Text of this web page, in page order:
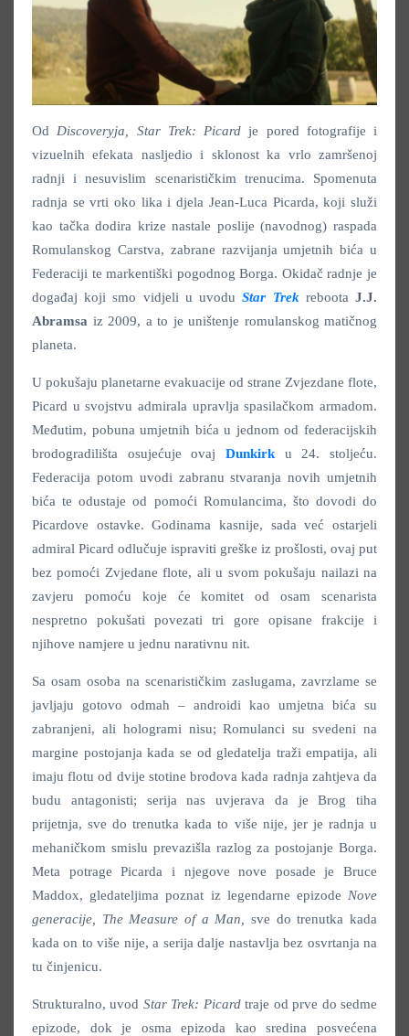
Od Discoveryja Star Trek: Picard je pored fotografije i
vizuelnih efekata nasljedio i sklonost ka vrlo zamršenoj
radnji i nesuvislim scenarističkim trenucima. Spomenuta
radnja se vrti oko lika i djela Jean-Luca Picarda, koji služi
kao tačka dodira krize nastale poslije (navodnog) raspada
Romulanskog Carstva, zabrane razvijanja umjetnih bića u
Federaciji te markentiški pogodnog Borga. Okidač radnje je
događaj koji smo vidjeli u uvoduStar Trekreboota J.J.
Abramsa iz 2009, a to je uništenje romulanskog matičnog
planeta.
U pokušaju planetarne evakuacije od strane Zvjezdane flote,
Picard u svojstvu admirala upravlja spasilačkom armadom.
Međutim, pobuna umjetnih bića u jednom od federacijskih
brodogradilišta osujećuje ovaj Dunkirk
u 24. stoljeću.
Federacija potom uvodi zabranu stvaranja novih umjetnih
bića te odustaje od pomoći Romulancima, što dovodi do
Picardove ostavke. Godinama kasnije, sada već ostarjeli
admiral Picard odlučuje ispraviti greške iz prošlosti, ovaj put
bez pomoći Zvjedane flote, ali u svom pokušaju nailazi na
zavjeru pomoću koje će komitet od osam scenarista
nespretno pokušati povezati tri gore opisane frakcije i
njihove namjere u jednu narativnu nit.
Sa osam osoba na scenarističkim zaslugama, zavrzlame se
javljaju gotovo odmah – androidi kao umjetna bića su
zabranjeni, ali hologrami nisu; Romulanci su svedeni na
margine postojanja kada se od gledatelja traži empatija, ali
imaju flotu od dvije stotine brodova kada radnja zahtjeva da
budu antagonisti; serija nas uvjerava da je Brog tiha
prijetnja, sve do trenutka kada to više nije, jer je radnja u
mehaničkom smislu prevazišla razlog za postojanje Borga.
Meta potrage Picarda i njegove nove posade je Bruce
Maddox, gledateljima poznat iz legendarne epizode Nove
generacije
The Measure of a Man ,sve do trenutka kada
kada on to više nije, a serija dalje nastavlja bez osvrtanja na
tu činjenicu.
Strukturalno, uvod Star Trek: Picardtraje od prve do sedme
epizode, dok je osma epizoda kao sredina posvećena